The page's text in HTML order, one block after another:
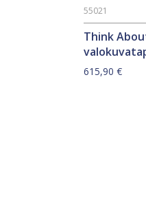
Think
55021
615,90 €